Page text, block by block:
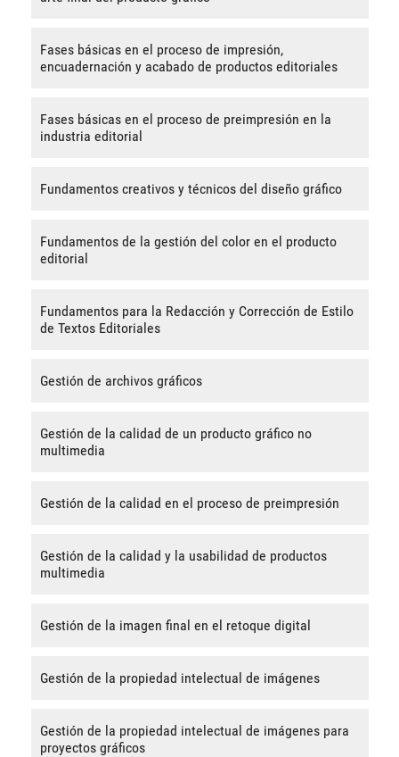
Fases básicas en el proceso de impresión,
encuadernación y acabado de productos editoriales
Fases básicas en el proceso de preimpresión en la
industria editorial
Fundamentos creativos y técnicos del diseño gráfico
Fundamentos de la gestión del color en el producto
editorial
Fundamentos para la Redacción y Corrección de Estilo
de Textos Editoriales
Gestión de archivos gráficos
Gestión de la calidad de un producto gráfico no
multimedia
Gestión de la calidad en el proceso de preimpresión
Gestión de la calidad y la usabilidad de productos
multimedia
Gestión de la imagen final en el retoque digital
Gestión de la propiedad intelectual de imágenes
Gestión de la propiedad intelectual de imágenes para
proyectos gráficos